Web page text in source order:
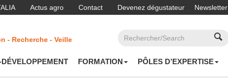
Newsletter
Actus agro Contact Devenez dégustateur
- Recherche - Veille
FORMATION PÔLES D’EXPERTISE